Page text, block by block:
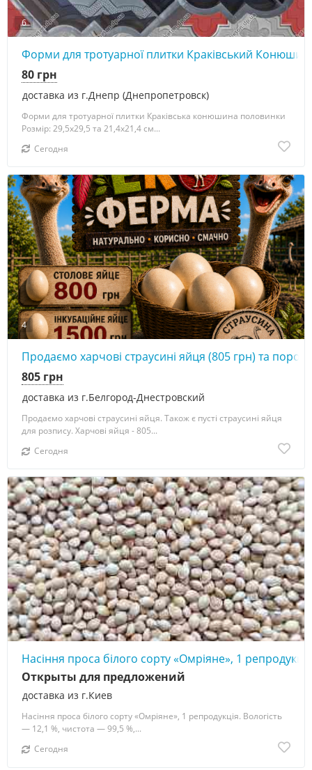
6
Форми для тротуарної плитки Краківський
доставка из г.Днепр (Днепропетровск)
80 грн
Форми для тротуарної плитки Краківська конюшина половинки
Розмір: 29,5х29,5 та 21,4х21,4 см...
Сегодня
4
Продаємо харчові страусині яйця (805 грн) та
доставка из г.Белгород-Днестровский
805 грн
Продаємо харчові страусині яйця. Також є пусті страусині яйця
для розпису. Харчові яйця - 805...
Сегодня
Насіння проса білого сорту «Омріяне», 1
доставка из г.Киев
Открыты для предложений
Насіння проса білого сорту «Омріяне», 1 репродукція. Вологість
— 12,1 %, чистота — 99,5 %,...
Сегодня